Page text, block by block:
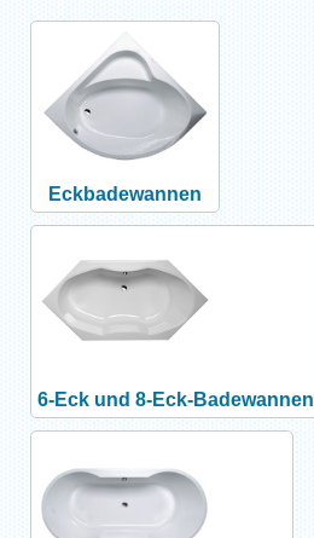
Eckbadewannen
6-Eck und 8-Eck-Badewannen